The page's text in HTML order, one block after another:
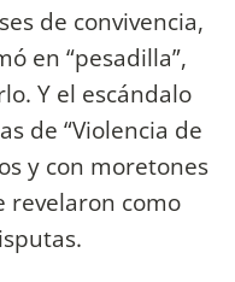
de convivencia,
en “pesadilla”,
Y el escándalo
de “Violencia de
y con moretones
revelaron como